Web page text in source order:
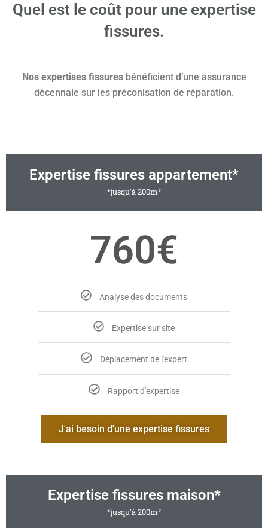
Quel est le coût pour une expertise
fissures.
Nos expertises fissuresbénéficient d’une assurance
décennale sur les préconisation de réparation.
Expertise fissures appartement*
*jusqu'à 200m²
760€
Analyse des documents
Expertise sur site
Déplacement de l'expert
Rapport d'expertise
J'ai besoin d'une expertise fissures
Expertise fissures maison*
*jusqu'à 200m²